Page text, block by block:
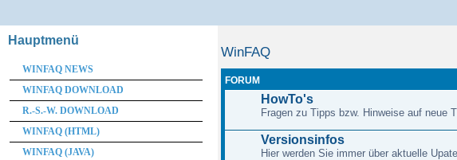
WinFAQ
FORUM
HowTo's
Fragen zu Tipps bzw. Hinweise auf neue
Versionsinfos
Hier werden Sie immer über aktuelle
Hauptmenü
WINFAQ NEWS
WINFAQ DOWNLOAD
R.-S.-W. DOWNLOAD
WINFAQ (HTML)
WINFAQ (JAVA)